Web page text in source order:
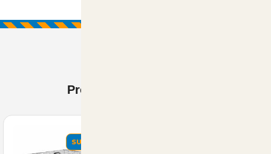
Prodotti Visti di recente
SUMMER